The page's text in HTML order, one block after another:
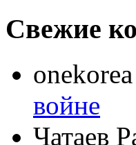
Свежие
onekorea
войне
Чатаев